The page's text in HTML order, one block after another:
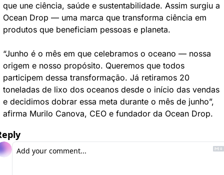
que une ciência, saúde e sustentabilidade. Assim surgiu a
Ocean Drop — uma marca que transforma ciência em
produtos que beneficiam pessoas e planeta.
“Junho é o mês em que celebramos o oceano — nossa
origem e nosso propósito. Queremos que todos
participem dessa transformação. Já retiramos 20
toneladas de lixo dos oceanos desde o início das vendas
e decidimos dobrar essa meta durante o mês de junho”,
afirma Murilo Canova, CEO e fundador da Ocean Drop.